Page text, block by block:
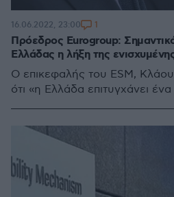
Πρόεδρος Eurogroup:
Ελλάδας η λήξη της
Ο επικεφαλής του ESM,
ότι «η Ελλάδα επιτυγχάνει
16.06.2022, 23:00 1